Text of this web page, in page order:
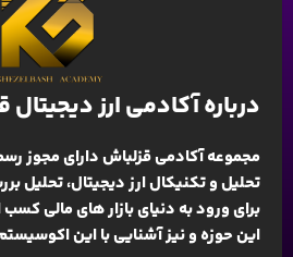
درباره آکادمی ارز دیجیتال
مجموعه آکادمی قزلباش دارای مجوز
تحلیل و تکنیکال ارز دیجیتال، تحلیل
برای ورود به دنیای بازار های مالی
این حوزه و نیز آشنایی با این